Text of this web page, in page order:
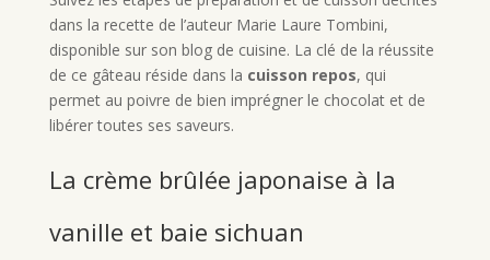
dans la recette de l’auteur Marie Laure Tombini,
disponible sur son blog de cuisine. La clé de la réussite
de ce gâteau réside dans la cuisson repos, qui
permet au poivre de bien imprégner le chocolat et de
libérer toutes ses saveurs.
La crème brûlée japonaise à la
vanille et baie sichuan